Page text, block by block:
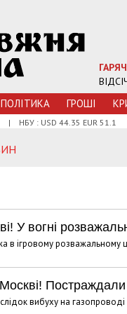
ПОЛІТИКА ГРОШI
| НБУ : USD 44.35 EUR 51.1
У вогні
в ігровому розважальному
вибуху на